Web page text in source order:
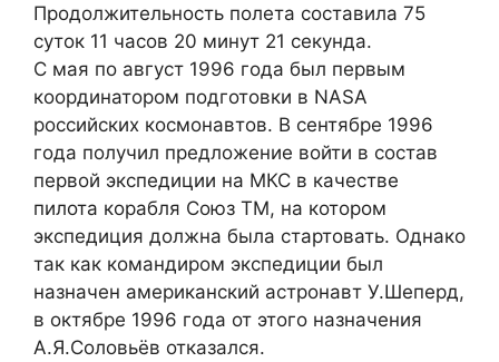
Продолжительность полета составила 75
суток 11 часов 20 минут 21 секунда.
С мая по август 1996 года был первым
координатором подготовки в NASA
российских космонавтов. В сентябре 1996
года получил предложение войти в состав
первой экспедиции на МКС в качестве
пилота корабля Союз ТМ, на котором
экспедиция должна была стартовать. Однако
так как командиром экспедиции был
назначен американский астронавт У.Шеперд,
в октябре 1996 года от этого назначения
А.Я.Соловьёв отказался.